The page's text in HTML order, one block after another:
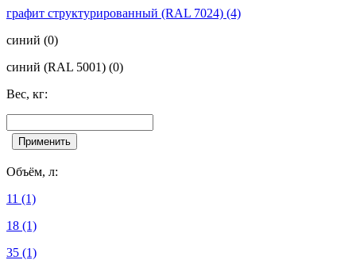
графит структурированный (RAL 7024) (4)
синий (0)
синий (RAL 5001) (0)
Вес, кг:
Объём, л:
11 (1)
18 (1)
35 (1)